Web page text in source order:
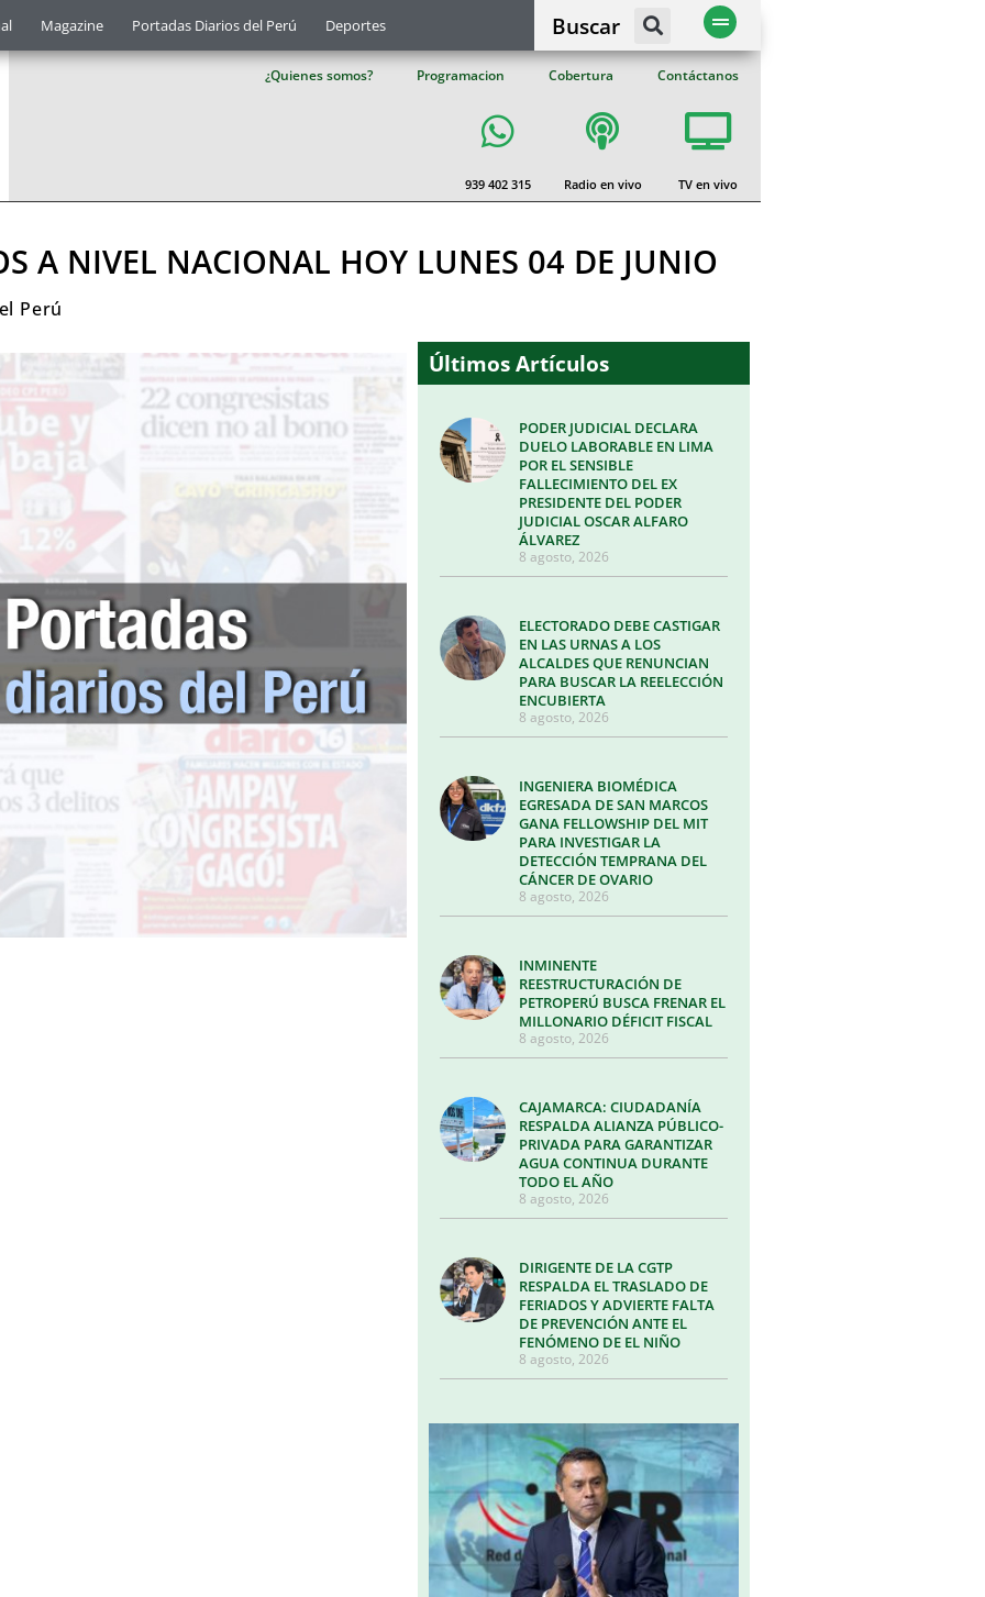
Magazine Portadas Diarios del Perú Deportes Buscar
¿Quienes somos? Programacion Cobertura Contáctanos
939 402 315 Radio en vivo TV en vivo
A NIVEL NACIONAL HOY LUNES 04 DE JUNIO
Perú
Últimos Artículos
PODER JUDICIAL DECLARA
DUELO LABORABLE EN LIMA
POR EL SENSIBLE
FALLECIMIENTO DEL EX
PRESIDENTE DEL PODER
JUDICIAL OSCAR ALFARO
ÁLVAREZ
8 agosto, 2026
ELECTORADO DEBE CASTIGAR
EN LAS URNAS A LOS
ALCALDES QUE RENUNCIAN
PARA BUSCAR LA REELECCIÓN
ENCUBIERTA
8 agosto, 2026
INGENIERA BIOMÉDICA
EGRESADA DE SAN MARCOS
GANA FELLOWSHIP DEL MIT
PARA INVESTIGAR LA
DETECCIÓN TEMPRANA DEL
CÁNCER DE OVARIO
8 agosto, 2026
INMINENTE
REESTRUCTURACIÓN DE
PETROPERÚ BUSCA FRENAR EL
MILLONARIO DÉFICIT FISCAL
8 agosto, 2026
CAJAMARCA: CIUDADANÍA
RESPALDA ALIANZA PÚBLICO-
PRIVADA PARA GARANTIZAR
AGUA CONTINUA DURANTE
TODO EL AÑO
8 agosto, 2026
DIRIGENTE DE LA CGTP
RESPALDA EL TRASLADO DE
FERIADOS Y ADVIERTE FALTA
DE PREVENCIÓN ANTE EL
FENÓMENO DE EL NIÑO
8 agosto, 2026